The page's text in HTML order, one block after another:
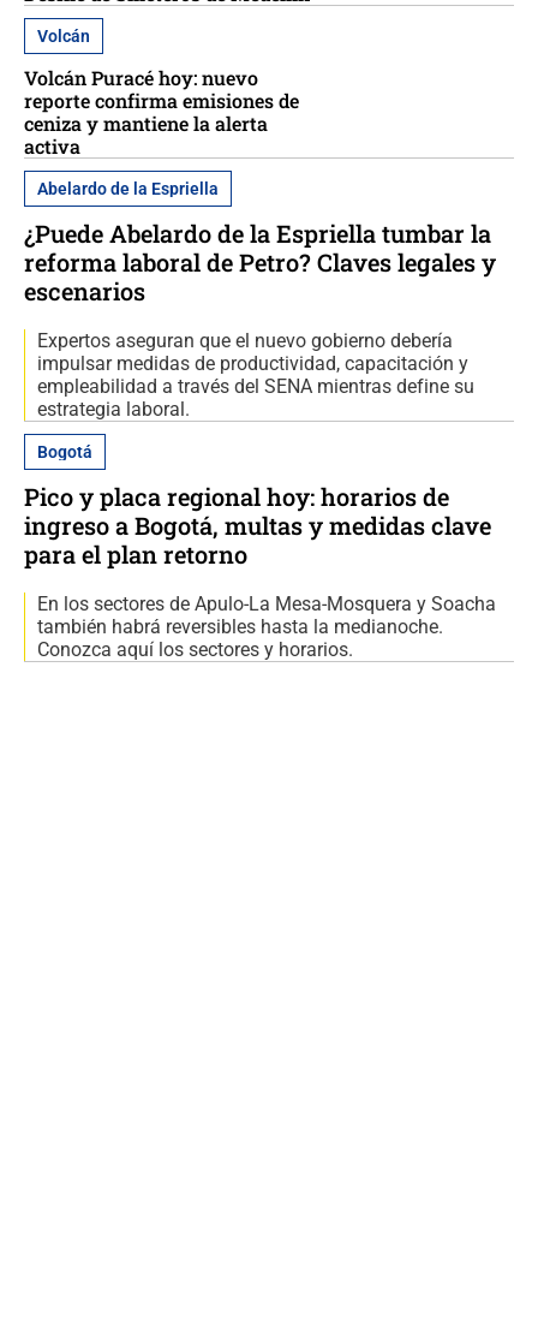
Volcán
Volcán Puracé hoy: nuevo
reporte confirma emisiones de
ceniza y mantiene la alerta
activa
Abelardo de la Espriella
¿Puede Abelardo de la Espriella tumbar la
reforma laboral de Petro? Claves legales y
escenarios
Expertos aseguran que el nuevo gobierno debería
impulsar medidas de productividad, capacitación y
empleabilidad a través del SENA mientras define su
estrategia laboral.
Bogotá
Pico y placa regional hoy: horarios de
ingreso a Bogotá, multas y medidas clave
para el plan retorno
En los sectores de Apulo-La Mesa-Mosquera y Soacha
también habrá reversibles hasta la medianoche.
Conozca aquí los sectores y horarios.